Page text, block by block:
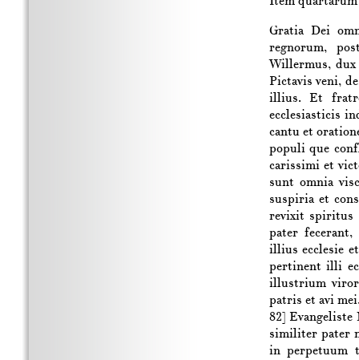
Gratia Dei
regnorum,
Willermus,
Pictavis veni,
illius. Et
ecclesiasticis
cantu et
populi que
carissimi et
sunt omnia
suspiria et
revixit spiritus
pater fecerant,
illius ecclesie
pertinent illi
illustrium
patris et avi
82]
similiter pater
in perpetuum